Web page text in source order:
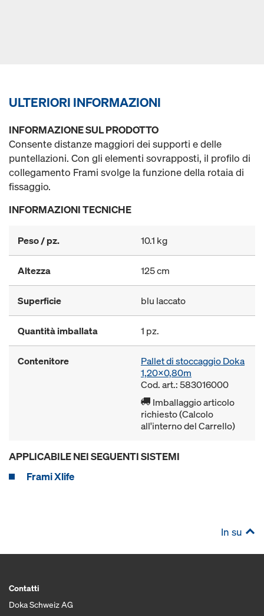
ULTERIORI INFORMAZIONI
INFORMAZIONE SUL PRODOTTO
Consente distanze maggiori dei supporti e delle
puntellazioni. Con gli elementi sovrapposti, il profilo di
collegamento Frami svolge la funzione della rotaia di
fissaggio.
INFORMAZIONI TECNICHE
Peso / pz. 10.1 kg
Altezza 125 cm
Superficie blu laccato
Quantità imballata 1 pz.
Contenitore
Pallet di stoccaggio Doka
1,20x0,80m
Cod. art.: 583016000
Imballaggio articolo
richiesto (Calcolo
all'interno del Carrello)
APPLICABILE NEI SEGUENTI SISTEMI
Frami Xlife
In su
Contatti
Doka Schweiz AG